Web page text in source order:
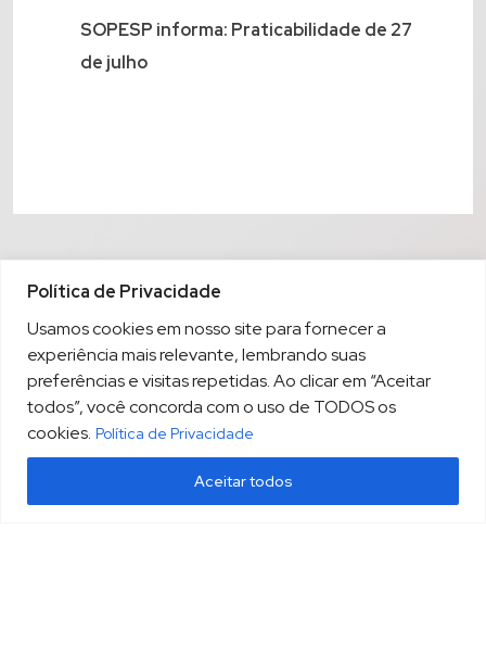
Política de Privacidade
Usamos cookies em nosso site para fornecer a
experiência mais relevante, lembrando suas
preferências e visitas repetidas. Ao clicar em “Aceitar
todos”, você concorda com o uso de TODOS os
cookies. Política de Privacidade
Aceitar todos
SOPESP informa: Praticabilidade de 27
de julho